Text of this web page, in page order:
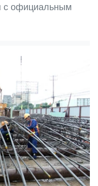
с официальным